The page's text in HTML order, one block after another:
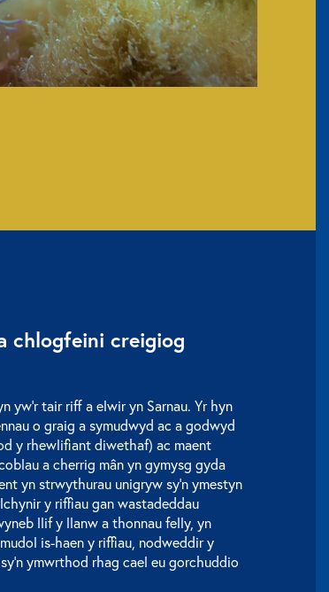
chlogfeini creigiog
yw’r tair riff a elwir yn Sarnau. Yr hyn
o graig a symudwyd ac a godwyd
y rhewlifiant diwethaf) ac maent
a cherrig mân yn gymysg gyda
yn strwythurau unigryw sy’n ymestyn
y riffiau gan wastadeddau
llif y llanw a thonnau felly, yn
is-haen y riffiau, nodweddir y
ymwrthod rhag cael eu gorchuddio